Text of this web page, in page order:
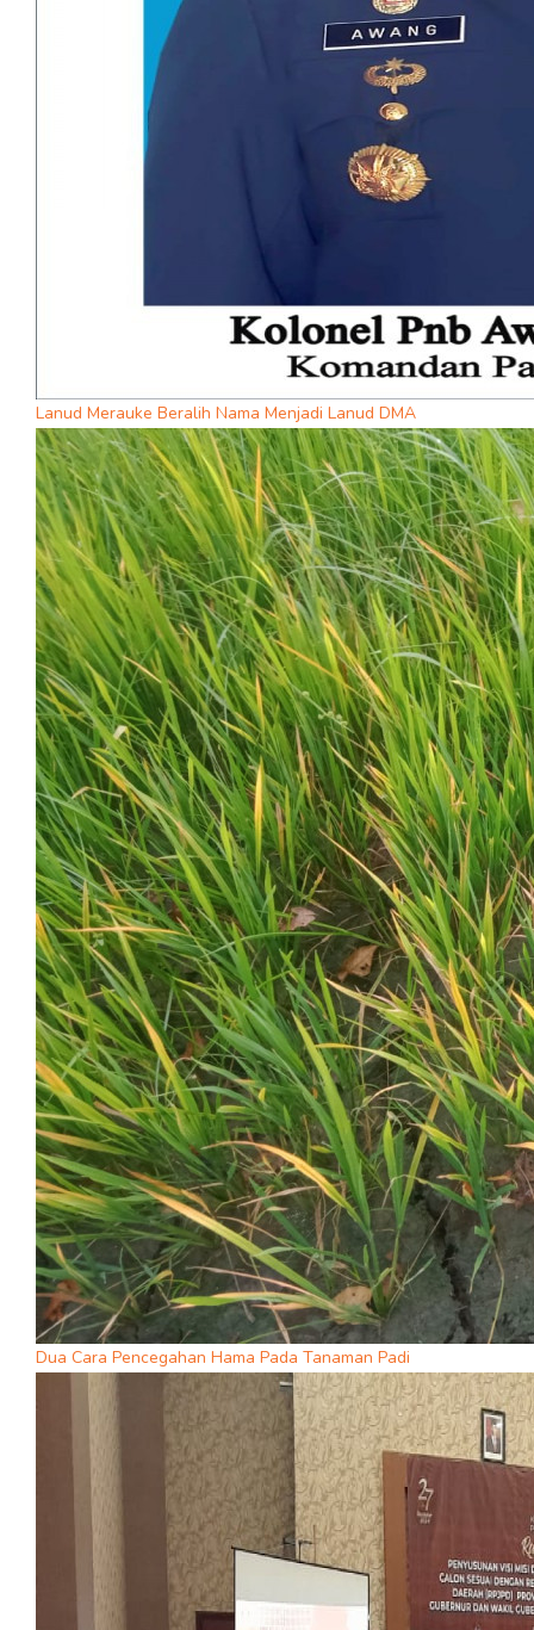
Lanud Merauke Beralih Nama Menjadi Lanud DMA
Dua Cara Pencegahan Hama Pada Tanaman Padi